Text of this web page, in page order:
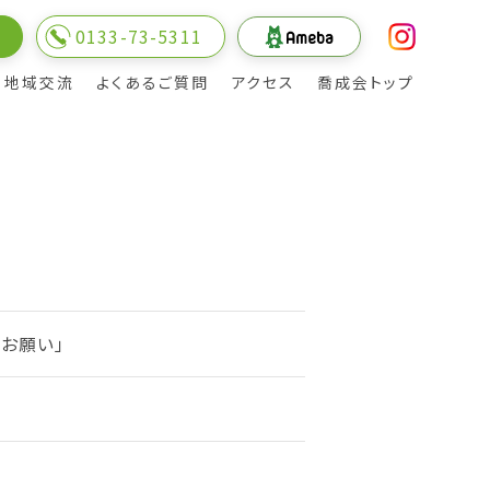
0133-73-5311
ご案内
地域交流 よくあるご質問 アクセス 喬成会トップ
願い」